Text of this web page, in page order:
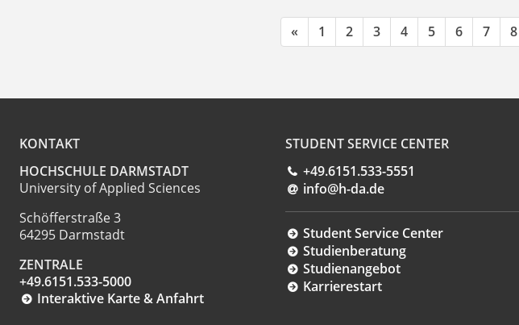
« 1 2 3 4 5 6 7 8
KONTAKT
HOCHSCHULE DARMSTADT
University of Applied Sciences
Schöfferstraße 3
64295 Darmstadt
ZENTRALE
+49.6151.533-5000
Interaktive Karte & Anfahrt
STUDENT SERVICE CENTER
+49.6151.533-5551
info@h-da.de
Student Service Center
Studienberatung
Studienangebot
Karrierestart